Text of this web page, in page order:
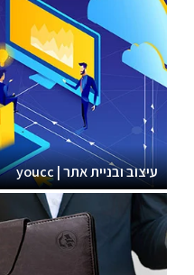
עיצוב ובניית אתר | youcc